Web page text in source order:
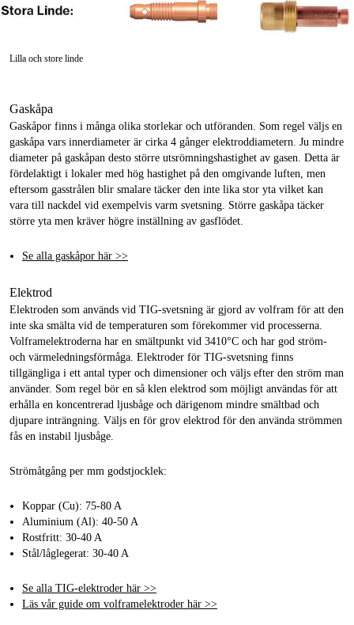
Lilla och store linde
Gaskåpa
Gaskåpor finns i många olika storlekar och utföranden. Som regel väljs en
gaskåpa vars innerdiameter är cirka 4 gånger elektroddiametern. Ju mindre
diameter på gaskåpan desto större utsrömningshastighet av gasen. Detta är
fördelaktigt i lokaler med hög hastighet på den omgivande luften, men
eftersom gasstrålen blir smalare täcker den inte lika stor yta vilket kan
vara till nackdel vid exempelvis varm svetsning. Större gaskåpa täcker
större yta men kräver högre inställning av gasflödet.
Se alla gaskåpor här >>
Elektrod
Elektroden som används vid TIG-svetsning är gjord av volfram för att den
inte ska smälta vid de temperaturen som förekommer vid processerna.
Volframelektroderna har en smältpunkt vid 3410°C och har god ström-
och värmeledningsförmåga. Elektroder för TIG-svetsning finns
tillgängliga i ett antal typer och dimensioner och väljs efter den ström man
använder. Som regel bör en så klen elektrod som möjligt användas för att
erhålla en koncentrerad ljusbåge och därigenom mindre smältbad och
djupare inträngning. Väljs en för grov elektrod för den använda strömmen
fås en instabil ljusbåge.
Strömåtgång per mm godstjocklek:
Koppar (Cu): 75-80 A
Aluminium (Al): 40-50 A
Rostfritt: 30-40 A
Stål/låglegerat: 30-40 A
Se alla TIG-elektroder här >>
Läs vår guide om volframelektroder här >>